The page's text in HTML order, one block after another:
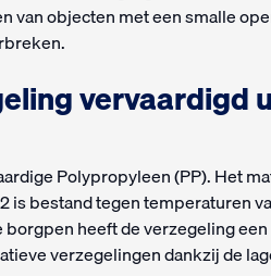
van objecten met een smalle
vervaardigd
Polypropyleen (PP). Het
is bestand tegen temperaturen
heeft de verzegeling
verzegelingen dankzij de